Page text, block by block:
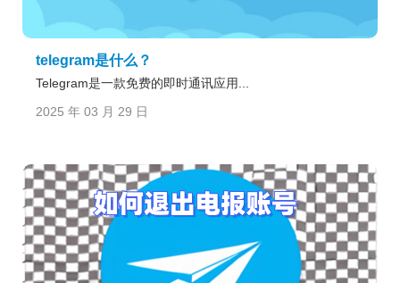
telegram是什么？
Telegram是一款免费的即时通讯应用...
2025 年 03 月 29 日